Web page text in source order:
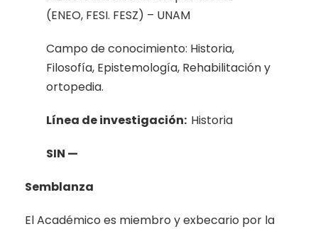
(ENEO, FESI. FESZ) – UNAM
Campo de conocimiento: Historia,
Filosofía, Epistemología, Rehabilitación y
ortopedia.
Línea deinvestigación: Historia
SIN —
Semblanza
El Académico es miembro y exbecario por la